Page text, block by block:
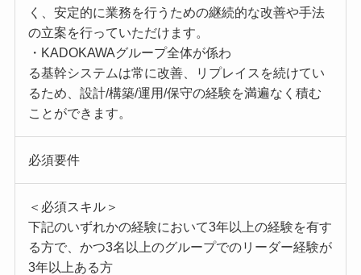
く、安定的に業務を行うための継続的な改善や手法
の立案を行っていただけます。
・KADOKAWAグループ全体が係わ
る基幹システムは常に改善、リプレイスを続けてい
るため、設計/構築/運用/保守の経験を満遍なく積む
ことができます。
必須要件
＜必須スキル＞
下記のいずれかの経験において3年以上の経験を有す
る方で、かつ3名以上のグループでのリーダー経験が
3年以上ある方